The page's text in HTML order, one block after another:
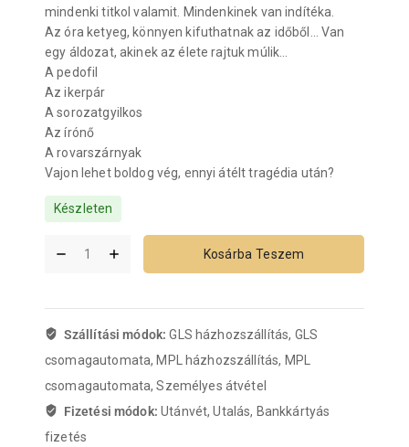
mindenki titkol valamit. Mindenkinek van indítéka.
Az óra ketyeg, könnyen kifuthatnak az időből… Van
egy áldozat, akinek az élete rajtuk múlik…
A pedofil
Az ikerpár
A sorozatgyilkos
Az írónő
A rovarszárnyak
Vajon lehet boldog vég, ennyi átélt tragédia után?
Készleten
Kosárba Teszem
Szállítási módok:GLS házhozszállítás, GLS
csomagautomata, MPL házhozszállítás, MPL
csomagautomata, Személyes átvétel
Fizetési módok:Utánvét, Utalás, Bankkártyás
fizetés